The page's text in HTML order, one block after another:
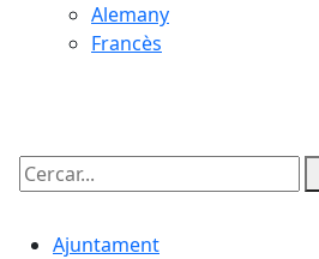
Alemany
Francès
Cercar:
Ajuntament